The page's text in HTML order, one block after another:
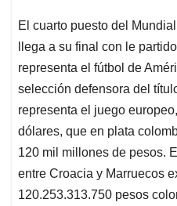
El cuarto puesto del
llega a su final con le
representa el fútbol de
selección defensora del
representa el juego
dólares, que en plata
120 mil millones de pesos.
entre Croacia y Marruecos
120.253.313.750 pesos